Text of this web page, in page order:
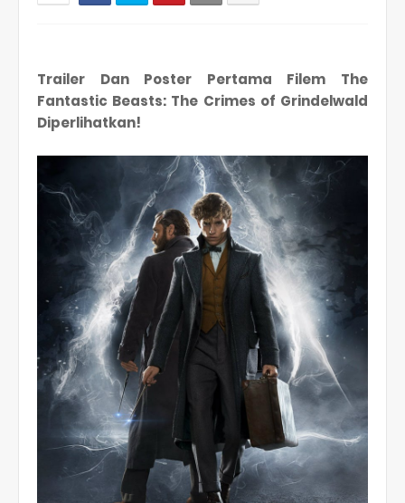
Trailer Dan Poster Pertama Filem The
Fantastic Beasts: The Crimes of Grindelwald
Diperlihatkan!